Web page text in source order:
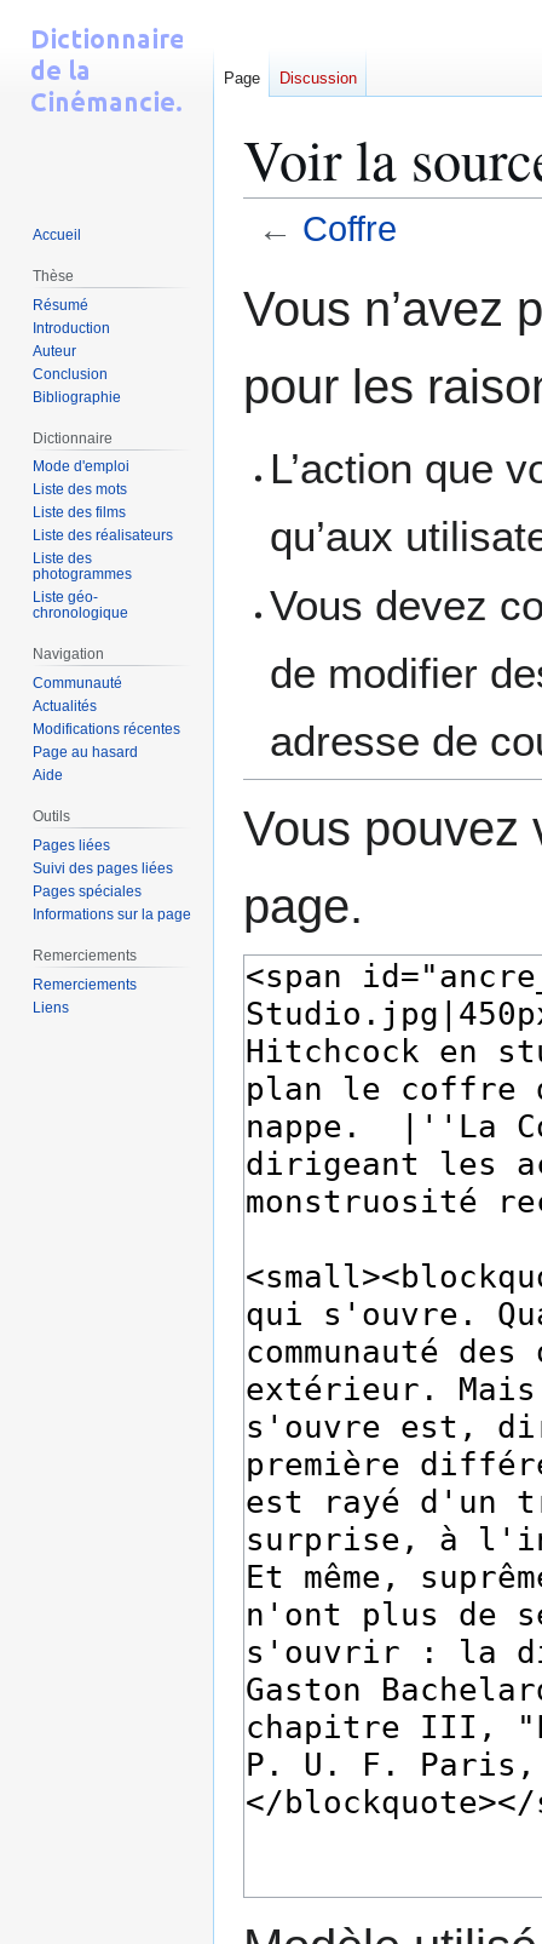
Voir la
← Coffre
àà
Vous n’avez
pour les
L’action que
qu’aux
Vous devez
de modifier
adresse de
Vous pouvez
page.
Page Discussion
Accueil
Thèse
Résumé
Introduction
Auteur
Conclusion
Bibliographie
Dictionnaire
Mode d'emploi
Liste des mots
Liste des films
Liste des réalisateurs
Liste des
photogrammes
Liste géo-
chronologique
Navigation
Communauté
Actualités
Modifications récentes
Page au hasard
Aide
Outils
Pages liées
Suivi des pages liées
Pages spéciales
Informations sur la page
Remerciements
Remerciements
Liens